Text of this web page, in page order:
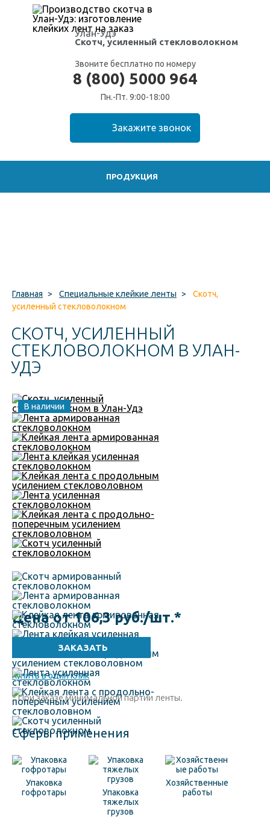
Улан-Удэ
Скотч, усиленный стекловолокном
Звоните бесплатно по номеру
8 (800) 5000 964
Пн.-Пт. 9:00-18:00
ПРОДУКЦИЯ
Главная > Специальные клейкие ленты >
Скотч,
усиленный стекловолокном
СКОТЧ, УСИЛЕННЫЙ
СТЕКЛОВОЛОКНОМ В УЛАН-
УДЭ
В наличии
Цена от 106,3 руб./шт.*
Купить в один клик
* При заказе минимальной партии ленты.
Сферы применения
Упаковка
гофротары
Упаковка
тяжелых
грузов
Хозяйственные
работы